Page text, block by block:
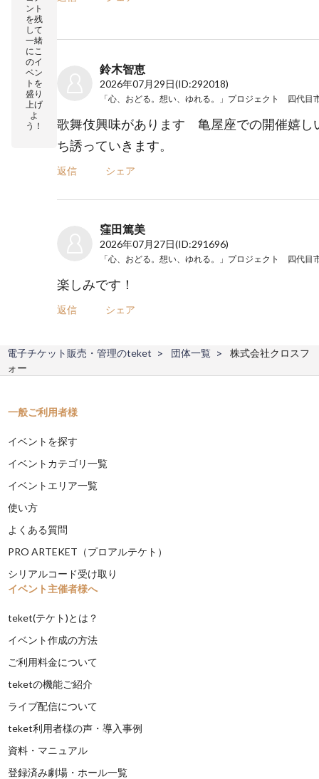
ント
を残
して
一緒
にこ
のイ
ベン
トを
盛り
上げ
よ
う！
鈴木智恵
2026年07月29日(ID:292018)
歌舞伎興味があります 亀屋座での開催嬉し
ち誘っていきます。
返信 シェア
窪田篤美
2026年07月27日(ID:291696)
楽しみです！
返信 シェア
電子チケット販売・管理のteket 団体一覧
株式会社クロスフ
ォー
一般ご利用者様
イベントを探す
イベントカテゴリ一覧
イベントエリア一覧
使い方
よくある質問
PRO ARTEKET（プロアルテケト）
シリアルコード受け取り
イベント主催者様へ
teket(テケト)とは？
イベント作成の方法
ご利用料金について
teketの機能ご紹介
ライブ配信について
teket利用者様の声・導入事例
資料・マニュアル
登録済み劇場・ホール一覧